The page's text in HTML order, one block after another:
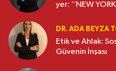
yer: ‘’NEW
DR. ADA BEYZA
Etik ve Ahlak:
Güvenin İnşası